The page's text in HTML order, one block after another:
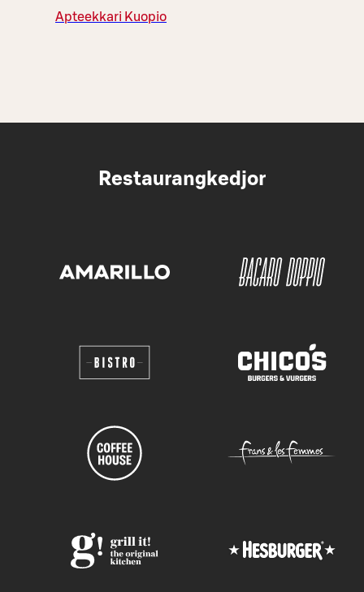
Apteekkari Kuopio
Restaurangkedjor